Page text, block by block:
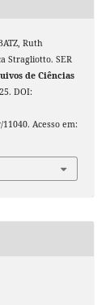
Ruth
Stragliotto. SER
de Ciências
DOI:
Acesso em: